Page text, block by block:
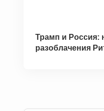
Трамп и Россия:
разоблачения